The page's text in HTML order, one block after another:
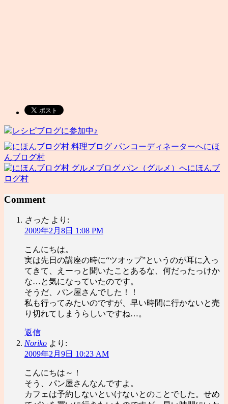
レシピブログに参加中♪
にほ
んブログ村
にほんブ
ログ村
Comment
さった より:
2009年2月8日 1:08 PM
こんにちは。
実は先日の講座の時に“ツオップ”というのが耳に入っ
てきて、えーっと聞いたことあるな、何だったっけか
な…と気になっていたのです。
そうだ、パン屋さんでした！！
私も行ってみたいのですが、早い時間に行かないと売
り切れてしまうらしいですね…。
返信
Noriko より:
2009年2月9日 10:23 AM
こんにちは～！
そう、パン屋さんなんですよ。
カフェは予約しないといけないとのことでした。せめ